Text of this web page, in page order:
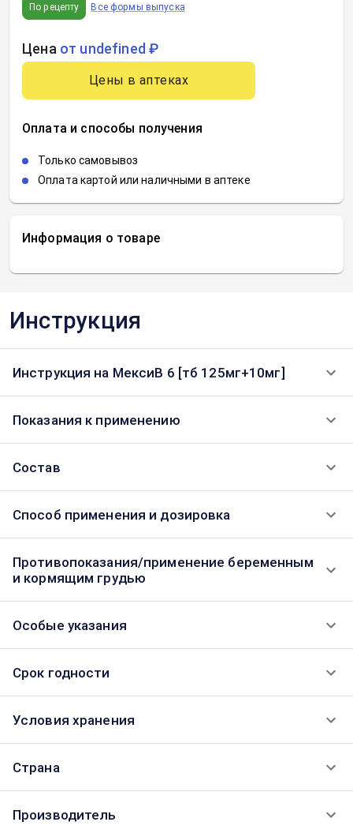
Информация о товаре
По рецепту Все формы выпуска
Цена от undefined ₽
Цены в аптеках
Оплата и способы получения
Только самовывоз
Оплата картой или наличными в аптеке
Инструкция
Инструкция на МексиВ 6 [тб 125мг+10мг]
Показания к применению
Состав
Способ применения и дозировка
Противопоказания/применение беременным
и кормящим грудью
Особые указания
Срок годности
Условия хранения
Страна
Производитель